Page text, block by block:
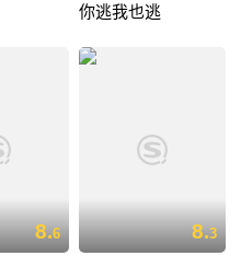
你逃我也逃
8.6 8.3